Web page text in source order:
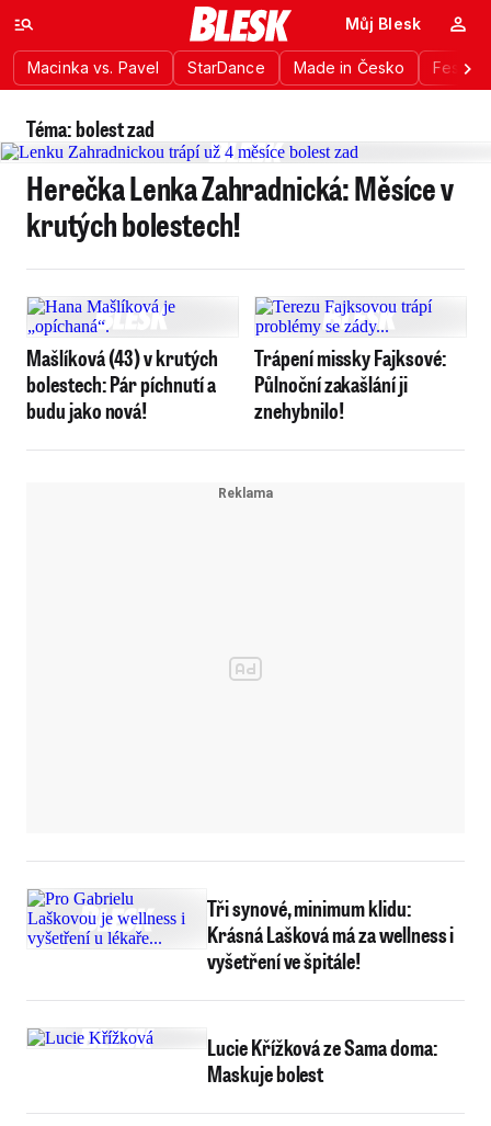
Macinka vs. Pavel StarDance Made in Česko
Můj Blesk
Téma: bolest zad
Herečka Lenka Zahradnická: Měsíce v
krutých bolestech!
Mašlíková (43) v krutých
bolestech: Pár píchnutí a
budu jako nová!
Trápení missky Fajksové:
Půlnoční zakašlání ji
znehybnilo!
Tři synové, minimum klidu:
Krásná Lašková má za wellness i
vyšetření ve špitále!
Lucie Křížková ze Sama doma:
Maskuje bolest